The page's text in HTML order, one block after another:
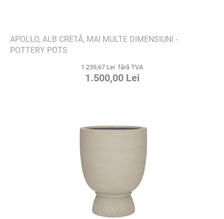
APOLLO, ALB CRETĂ, MAI MULTE DIMENSIUNI -
POTTERY POTS
1.239,67 Lei fără TVA
1.500,00 Lei